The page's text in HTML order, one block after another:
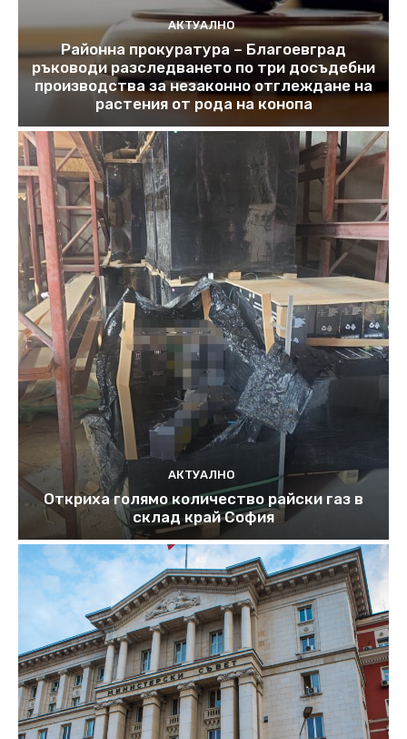
АКТУАЛНО
Районна прокуратура – Благоевград
ръководи разследването по три досъдебни
производства за незаконно отглеждане на
растения от рода на конопа
АКТУАЛНО
Откриха голямо количество райски газ в
склад край София